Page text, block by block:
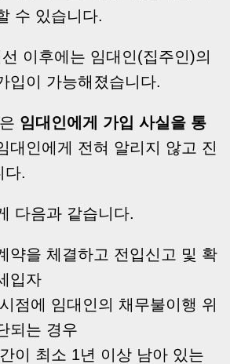
수 있습니다.
이후에는 임대인(집주인)의
입이 가능해졌습니다.
임대인에게 가입 사실을 통
대인에게 전혀 알리지 않고 진
다.
다음과 같습니다.
약을 체결하고 전입신고 및 확
입자
점에 임대인의 채무불이행 위
되는 경우
이 최소 1년 이상 남아 있는